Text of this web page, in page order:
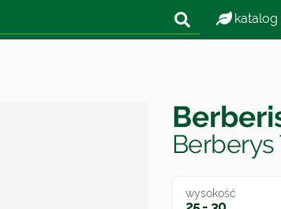
katalog
wysokość